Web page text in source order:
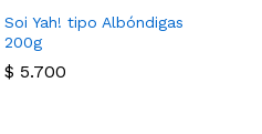
Soi Yah! tipo Albóndigas
200g
$ 5.700